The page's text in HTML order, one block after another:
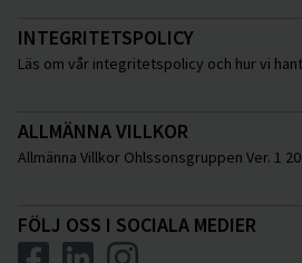
INTEGRITETSPOLICY
Läs om vår integritetspolicy och hur vi
ALLMÄNNA VILLKOR
Allmänna Villkor Ohlssonsgruppen Ver. 1
FÖLJ OSS I SOCIALA MEDIER